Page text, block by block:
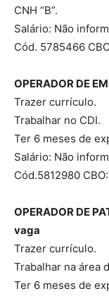
CNH “B”.
Salário: Não
Cód. 5785466
OPERADOR DE
Trazer currículo.
Trabalhar no CDI.
Ter 6 meses de
Salário: Não
Cód.5812980
OPERADOR DE
vaga
Trazer currículo.
Trabalhar na área
Ter 6 meses de